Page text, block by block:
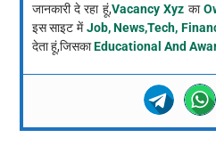
जानकारी दे रहा हूं,Vacancy Xyz का
इस साइट मेंJob, News,Tech,
देता हूं,जिसकाEducational And